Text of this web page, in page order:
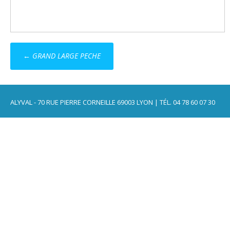
Post
navigation
← GRAND LARGE PECHE
ALYVAL - 70 RUE PIERRE CORNEILLE 69003 LYON | TÉL. 04 78 60 07 30